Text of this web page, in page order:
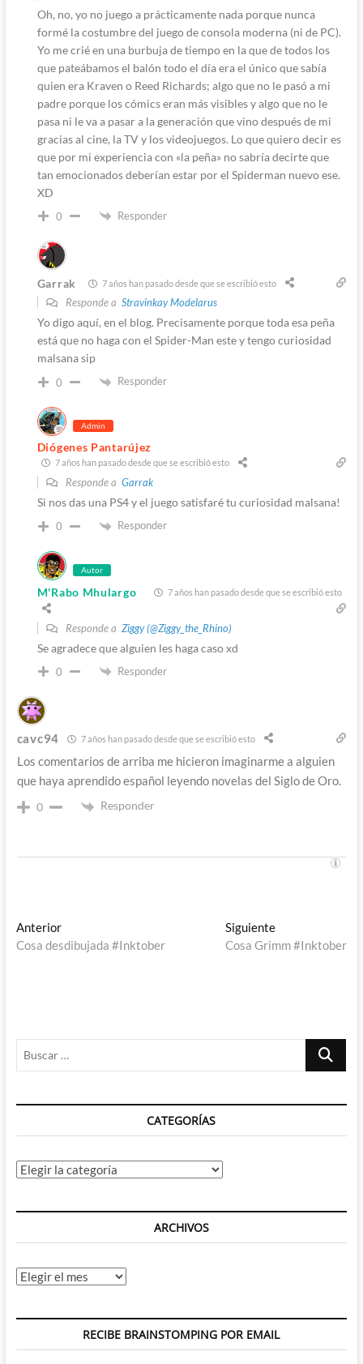
Oh, no, yo no juego a prácticamente nada porque nunca
formé la costumbre del juego de consola moderna (ni de PC).
Yo me crié en una burbuja de tiempo en la que de todos los
que pateábamos el balón todo el día era el único que sabía
quien era Kraven o Reed Richards; algo que no le pasó a mi
padre porque los cómics eran más visibles y algo que no le
pasa ni le va a pasar a la generación que vino después de mi
gracias al cine, la TV y los videojuegos. Lo que quiero decir es
que por mi experiencia con «la peña» no sabría decirte que
tan emocionados deberían estar por el Spiderman nuevo ese.
XD
0 Responder
Garrak 7 años han pasado desde que se escribió esto
Responde a Stravinkay Modelarus
Yo digo aquí, en el blog. Precisamente porque toda esa peña
está que no haga con el Spider-Man este y tengo curiosidad
malsana sip
0 Responder
Admin
Diógenes Pantarújez
7 años han pasado desde que se escribió esto
Responde a Garrak
Si nos das una PS4 y el juego satisfaré tu curiosidad malsana!
0 Responder
Autor
M'Rabo Mhulargo 7 años han pasado desde que se escribió esto
Responde a Ziggy (@Ziggy_the_Rhino)
Se agradece que alguien les haga caso xd
0 Responder
cavc94 7 años han pasado desde que se escribió esto
Los comentarios de arriba me hicieron imaginarme a alguien
que haya aprendido español leyendo novelas del Siglo de Oro.
0 Responder
Navegación
de
AnteriorEntrada
anterior:
Cosa desdibujada #Inktober
SiguienteEntrada
siguiente:
Cosa Grimm #Inktober
Buscar
CATEGORÍAS
Categorías
ARCHIVOS
Archivos
RECIBE BRAINSTOMPING POR EMAIL